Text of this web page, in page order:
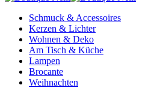
Schmuck & Accessoires
Kerzen & Lichter
Wohnen & Deko
Am Tisch & Küche
Lampen
Brocante
Weihnachten